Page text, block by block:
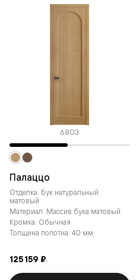
6803
Палаццо
Отделка: Бук натуральный
матовый
Материал: Массив бука матовый
Кромка: Обычная
Толщина полотна: 40 мм
125 159 ₽